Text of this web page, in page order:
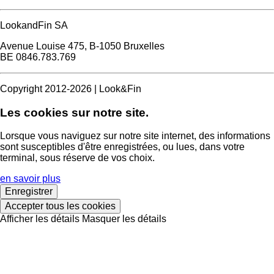
LookandFin SA
Avenue Louise 475, B-1050 Bruxelles
BE 0846.783.769
Copyright 2012-2026 | Look&Fin
Les cookies sur notre site.
Lorsque vous naviguez sur notre site internet, des informations
sont susceptibles d'être enregistrées, ou lues, dans votre
terminal, sous réserve de vos choix.
en savoir plus
Enregistrer
Accepter tous les cookies
Afficher les détails Masquer les détails